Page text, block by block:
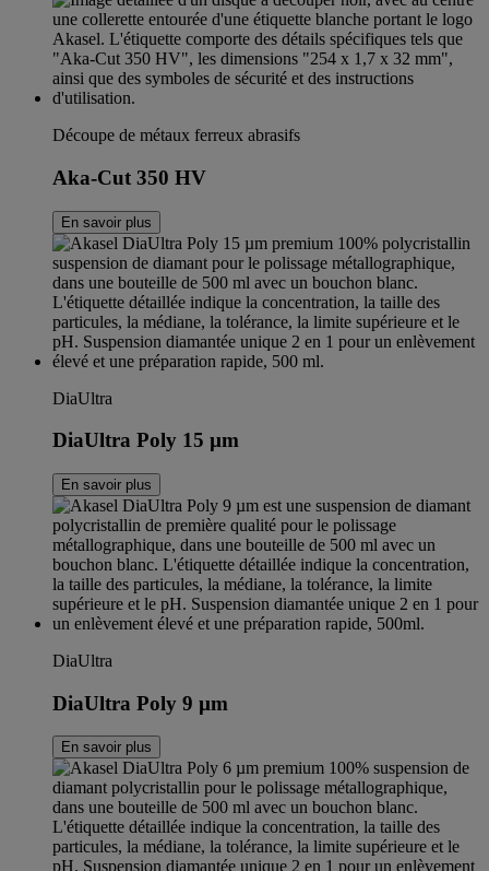
Découpe de métaux ferreux abrasifs
Aka-Cut 350 HV
En savoir plus
DiaUltra
DiaUltra Poly 15 µm
En savoir plus
DiaUltra
DiaUltra Poly 9 µm
En savoir plus